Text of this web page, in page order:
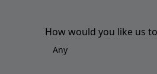
How would you like us